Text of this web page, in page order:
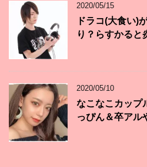
2020/05/15
ドラコ(大食い)
り？らすかると
2020/05/10
なこなこカップ
っぴん＆卒アル